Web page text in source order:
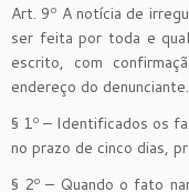
Art. 9º A notícia de
ser feita por toda e
escrito, com
endereço do denunciante.
§ 1º – Identificados os
no prazo de cinco dias,
§ 2º – Quando o fato